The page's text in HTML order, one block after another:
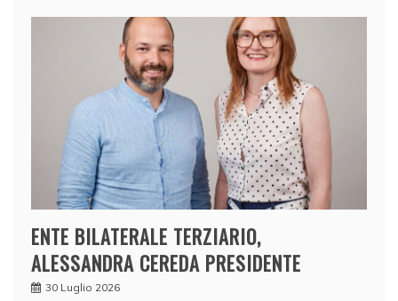
ENTE BILATERALE TERZIARIO,
ALESSANDRA CEREDA PRESIDENTE
30 Luglio 2026